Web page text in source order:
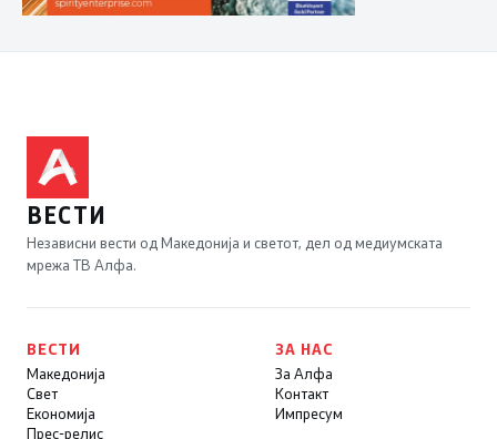
ВЕСТИ
Независни вести од Македонија и светот, дел од медиумската
мрежа ТВ Алфа.
ВЕСТИ
Македонија
Свет
Економија
Прес-релис
ЗА НАС
За Алфа
Контакт
Импресум